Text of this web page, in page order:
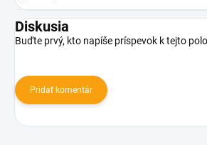
Diskusia
Buďte prvý, kto napíše príspevok k tejto
Pridať komentár